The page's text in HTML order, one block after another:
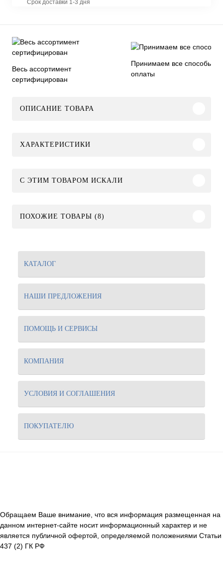
Срок доставки 1-3 дня
Весь ассортимент
сертифицирован
Принимаем все способы
оплаты
ОПИСАНИЕ ТОВАРА
ХАРАКТЕРИСТИКИ
C ЭТИМ ТОВАРОМ ИСКАЛИ
ПОХОЖИЕ ТОВАРЫ (8)
КАТАЛОГ
НАШИ ПРЕДЛОЖЕНИЯ
ПОМОЩЬ И СЕРВИСЫ
КОМПАНИЯ
УСЛОВИЯ И СОГЛАШЕНИЯ
ПОКУПАТЕЛЮ
Обращаем Ваше внимание, что вся информация размещенная на
данном интернет-сайте носит информационный характер и не
является публичной офертой, определяемой положениями Статьи
437 (2) ГК РФ